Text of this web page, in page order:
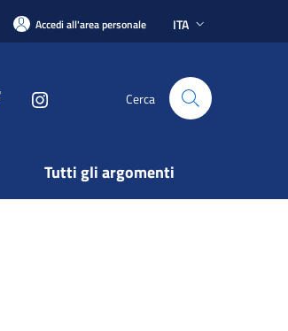
Accedi all'area personale ITA
Cerca
Tutti gli argomenti